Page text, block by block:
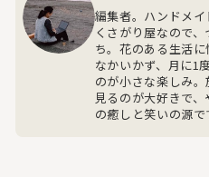
編集者。ハンドメ
くさがり屋なので
ち。花のある生活
なかいかず、月に1
のが小さな楽しみ
見るのが大好きで
の癒しと笑いの源で